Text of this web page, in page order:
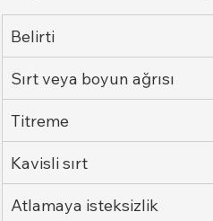
Belirti
Sırt veya boyun ağrısı
Titreme
Kavisli sırt
Atlamaya isteksizlik